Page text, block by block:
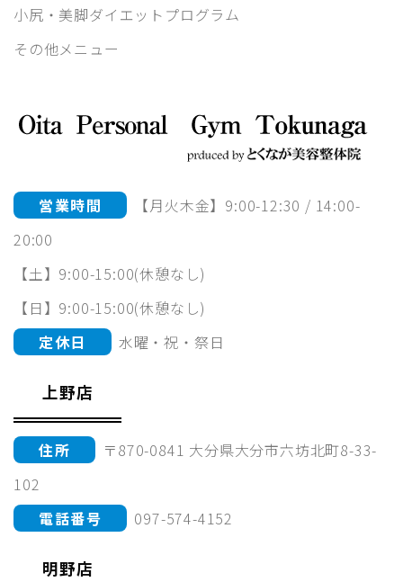
小尻・美脚ダイエットプログラム
その他メニュー
営業時間
【月火木金】9:00-12:30 / 14:00-
20:00
【土】9:00-15:00(休憩なし)
【日】9:00-15:00(休憩なし)
定休日
水曜・祝・祭日
上野店
住所
〒870-0841 大分県大分市六坊北町8-33-
102
電話番号
097-574-4152
明野店